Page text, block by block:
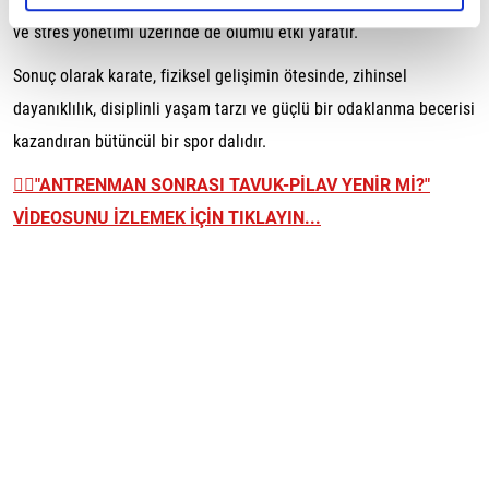
ve stres yönetimi üzerinde de olumlu etki yaratır.
Sonuç olarak karate, fiziksel gelişimin ötesinde, zihinsel
dayanıklılık, disiplinli yaşam tarzı ve güçlü bir odaklanma becerisi
kazandıran bütüncül bir spor dalıdır.
👉🏼"ANTRENMAN SONRASI TAVUK-PİLAV YENİR Mİ?"
VİDEOSUNU İZLEMEK İÇİN TIKLAYIN...